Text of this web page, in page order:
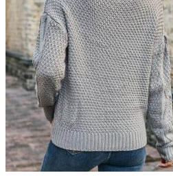
эту
уникальную
вязаную
кофту.